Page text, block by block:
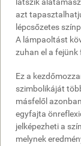
azt
lépcsőzetes
A lámpaoltást
zuhan el a fejünk
Ez a
szimbolikáját
másfelől
egyfajta
jelképezheti a
melynek